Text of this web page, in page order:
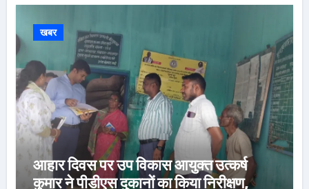
खबर
आहार दिवस पर उप विकास आयुक्त उत्कर्ष
कुमार ने पीडीएस दुकानों का किया निरीक्षण,